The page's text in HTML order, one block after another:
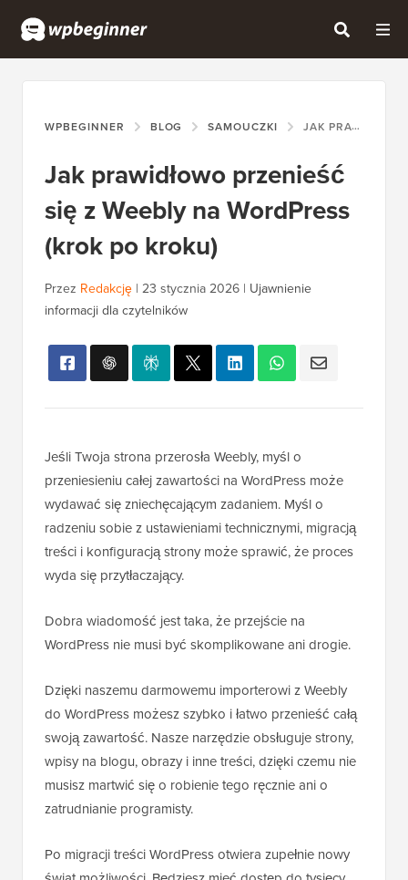
WPBEGINNER BLOG SAMOUCZKI JAK PRAWIDŁOWO PRZENIEŚĆ SIĘ Z WEEBLY NA WORDPRESS (KROK PO KROKU)
Jak prawidłowo przenieść
się z Weebly na WordPress
(krok po kroku)
Przez Redakcję | 23 stycznia 2026 | Ujawnienie
informacji dla czytelników
Jeśli Twoja strona przerosła Weebly, myśl o
przeniesieniu całej zawartości na WordPress może
wydawać się zniechęcającym zadaniem. Myśl o
radzeniu sobie z ustawieniami technicznymi, migracją
treści i konfiguracją strony może sprawić, że proces
wyda się przytłaczający.
Dobra wiadomość jest taka, że przejście na
WordPress nie musi być skomplikowane ani drogie.
Dzięki naszemu darmowemu importerowi z Weebly
do WordPress możesz szybko i łatwo przenieść całą
swoją zawartość. Nasze narzędzie obsługuje strony,
wpisy na blogu, obrazy i inne treści, dzięki czemu nie
musisz martwić się o robienie tego ręcznie ani o
zatrudnianie programisty.
Po migracji treści WordPress otwiera zupełnie nowy